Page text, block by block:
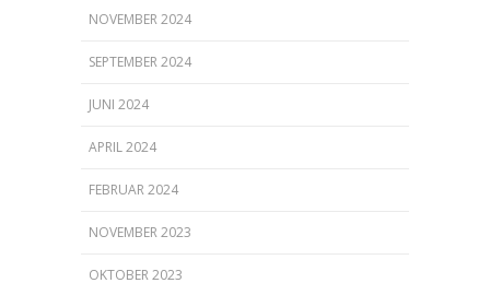
NOVEMBER 2024
SEPTEMBER 2024
JUNI 2024
APRIL 2024
FEBRUAR 2024
NOVEMBER 2023
OKTOBER 2023